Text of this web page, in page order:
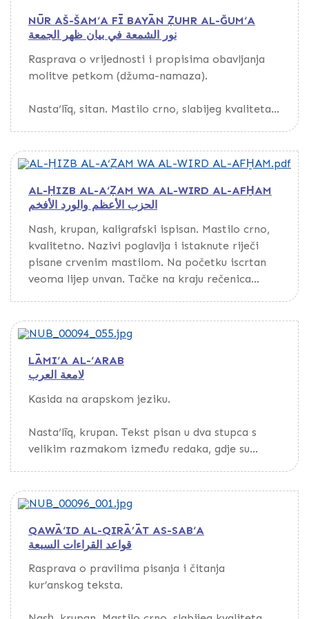
Nema podataka o prepisivaču, godini ni mjestu
prepisa.
Na kraju se nalazi nekoliko fetvi koje je
potpisao ‘Uṯmān, muftija iz Banje Luke.
porijekla. Listovi s kustodama.
Poveza kožni, s preklopom. Na hrbatu i
dužinom preklopa ojačan platnom crvene boje.
ukrasnim papirom.
NŪR AŠ-ŠAM‘A FĪ BAYĀN ẒUHR AL-ĞUM‘A
نور الشمعة في بيان ظهر الجمعة
Rasprava o vrijednosti i propisima obavljanja
molitve petkom (džuma-namaza).
Nasta‘līq, sitan. Mastilo crno, slabijeg kvaliteta.
listova nalaze se komentari teksta.
Povez polukožni, s preklopom.
Prepisao nepoznati prepisivač tri godine nakon
autorove smrti.
AL-ḤIZB AL-A‘ẒAM WA AL-WIRD AL-AFH̱AM
الحزب الأعظم والورد الأفخم
Nash, krupan, kaligrafski ispisan. Mastilo crno,
kvalitetno. Nazivi poglavlja i istaknute riječi
pisane crvenim mastilom. Na početku iscrtan
veoma lijep unvan. Tačke na kraju rečenica
linijom ojačanom dvjema tankim linijama s
LĀMI‘A AL-‘ARAB
لامعة العرب
Kasida na arapskom jeziku.
Nasta‘līq, krupan. Tekst pisan u dva stupca s
velikim razmakom između redaka, gdje su
QAWĀ‘ID AL-QIRĀ’ĀT AS-SAB‘A
قواعد القراءات السبعة
Rasprava o pravilima pisanja i čitanja
kur’anskog teksta.